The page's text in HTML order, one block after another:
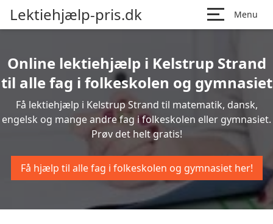
Lektiehjælp-pris.dk Menu
Online lektiehjælp i Kelstrup Strand
til alle fag i folkeskolen og gymnasiet
Få lektiehjælp i Kelstrup Strand til matematik, dansk,
engelsk og mange andre fag i folkeskolen eller gymnasiet.
Prøv det helt gratis!
Få hjælp til alle fag i folkeskolen og gymnasiet her!